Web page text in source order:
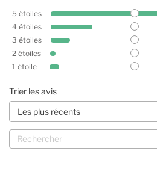
5 étoiles
4 étoiles
3 étoiles
2 étoiles
1 étoile
Trier les avis